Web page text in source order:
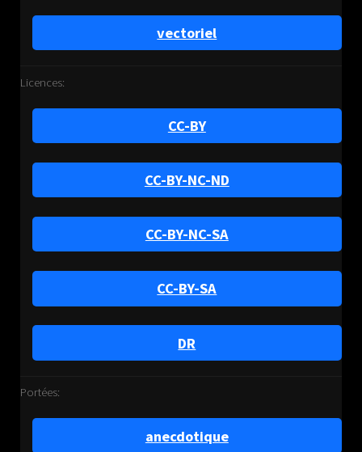
vectoriel
Licences:
CC-BY
CC-BY-NC-ND
CC-BY-NC-SA
CC-BY-SA
DR
Portées:
anecdotique